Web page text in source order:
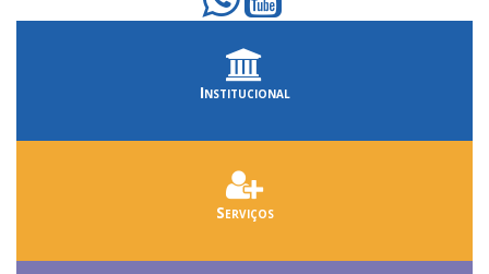
Institucional
Serviços